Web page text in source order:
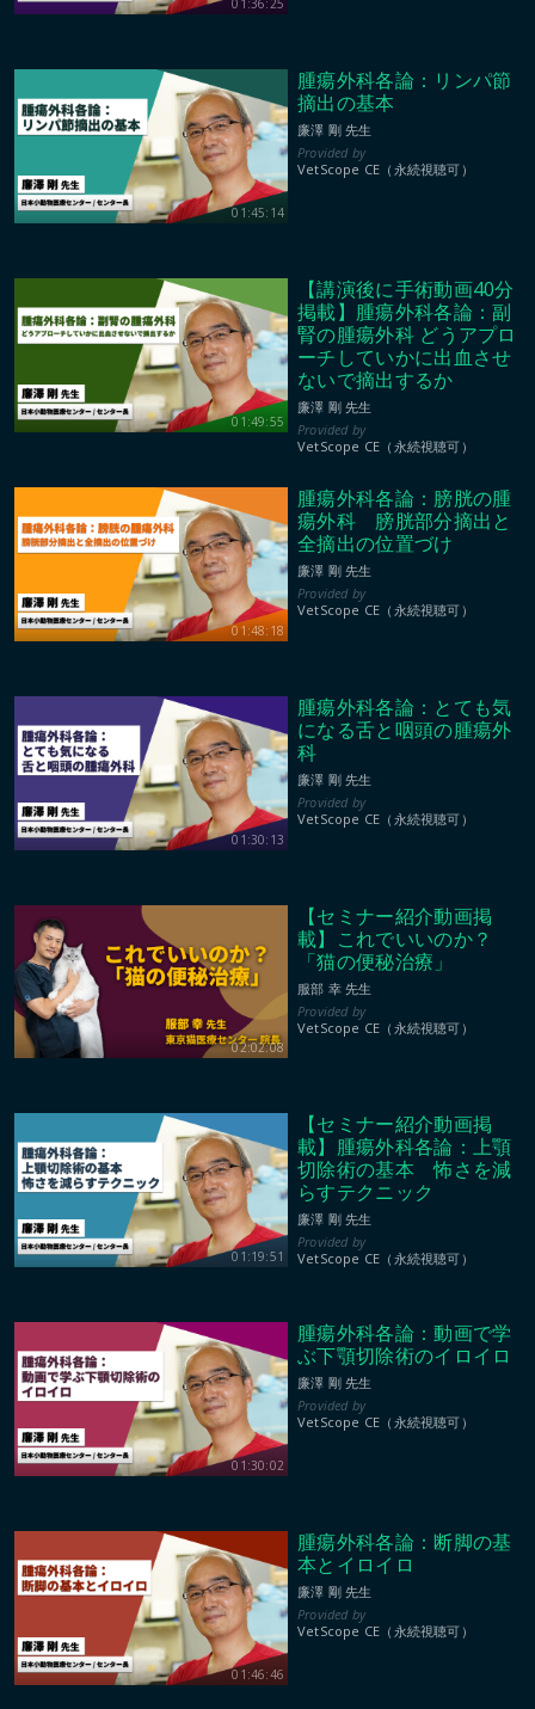
01:36:25
01:45:14
腫瘍外科各論：リンパ節
摘出の基本
廉澤 剛 先生
VetScope CE（永続視聴可）
01:49:55
【講演後に手術動画40分
掲載】腫瘍外科各論：副
腎の腫瘍外科 どうアプロ
ーチしていかに出血させ
ないで摘出するか
廉澤 剛 先生
VetScope CE（永続視聴可）
01:48:18
腫瘍外科各論：膀胱の腫
瘍外科 膀胱部分摘出と
全摘出の位置づけ
廉澤 剛 先生
VetScope CE（永続視聴可）
01:30:13
腫瘍外科各論：とても気
になる舌と咽頭の腫瘍外
科
廉澤 剛 先生
VetScope CE（永続視聴可）
02:02:08
【セミナー紹介動画掲
載】これでいいのか？
「猫の便秘治療」
服部 幸 先生
VetScope CE（永続視聴可）
01:19:51
【セミナー紹介動画掲
載】腫瘍外科各論：上顎
切除術の基本 怖さを減
らすテクニック
廉澤 剛 先生
VetScope CE（永続視聴可）
01:30:02
腫瘍外科各論：動画で学
ぶ下顎切除術のイロイロ
廉澤 剛 先生
VetScope CE（永続視聴可）
01:46:46
腫瘍外科各論：断脚の基
本とイロイロ
廉澤 剛 先生
VetScope CE（永続視聴可）